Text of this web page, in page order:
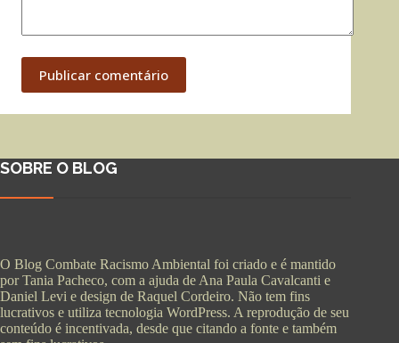
Publicar comentário
SOBRE O BLOG
O Blog Combate Racismo Ambiental foi criado e é mantido
por Tania Pacheco, com a ajuda de Ana Paula Cavalcanti e
Daniel Levi e design de Raquel Cordeiro. Não tem fins
lucrativos e utiliza tecnologia WordPress. A reprodução de seu
conteúdo é incentivada, desde que citando a fonte e também